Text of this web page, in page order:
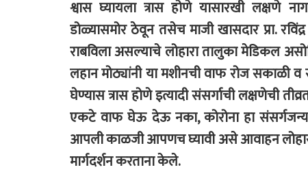
श्वास घ्यायला त्रास होणे यासारखी लक्षणे
डोळ्यासमोर ठेवून तसेच माजी खासदार प्रा.
राबविला असल्याचे लोहारा तालुका मेडिकल
लहान मोठ्यांनी या मशीनची वाफ रोज सकाळी
घेण्यास त्रास होणे इत्यादी संसर्गाची लक्षणेची
एकटे वाफ घेऊ देऊ नका, कोरोना हा
आपली काळजी आपणच घ्यावी असे आवाहन
मार्गदर्शन करताना केले.